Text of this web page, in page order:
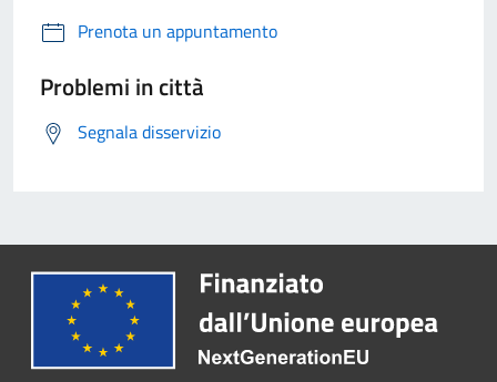
Prenota un appuntamento
Problemi in città
Segnala disservizio